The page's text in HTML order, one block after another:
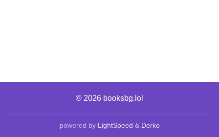
© 2026 booksbg.lol
powered by LightSpeed & Derko